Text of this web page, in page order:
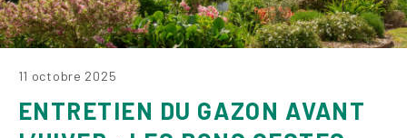
11 octobre 2025
ENTRETIEN DU GAZON AVANT